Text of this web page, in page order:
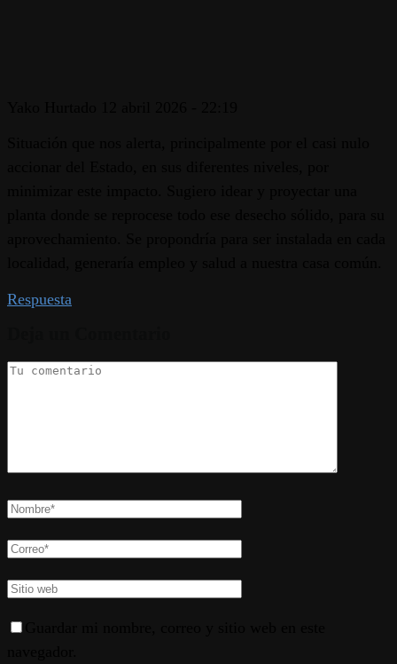
Respuesta